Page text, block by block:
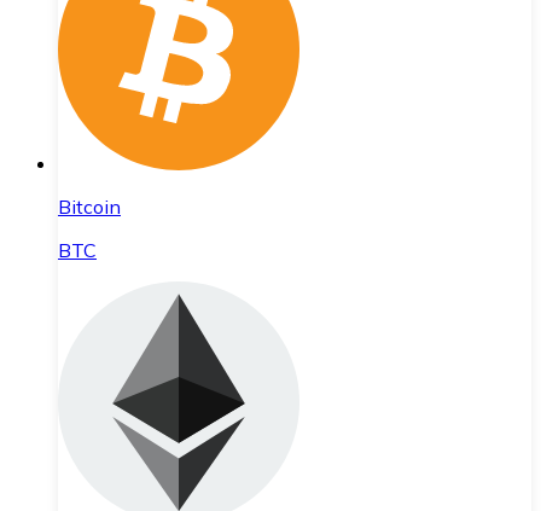
Bitcoin
BTC